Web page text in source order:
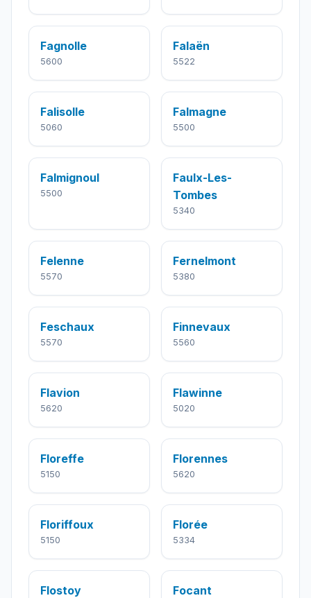
Fagnolle
5600
Falaën
5522
Falisolle
5060
Falmagne
5500
Falmignoul
5500
Faulx-Les-
Tombes
5340
Felenne
5570
Fernelmont
5380
Feschaux
5570
Finnevaux
5560
Flavion
5620
Flawinne
5020
Floreffe
5150
Florennes
5620
Floriffoux
5150
Florée
5334
Flostoy Focant